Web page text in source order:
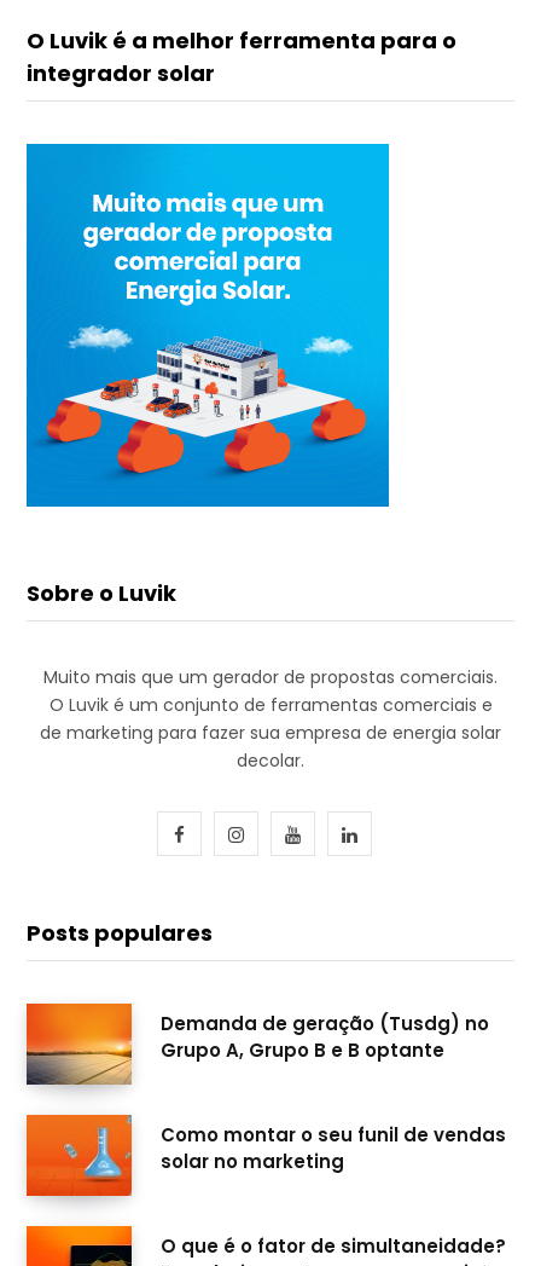
O Luvik é a melhor ferramenta para o
integrador solar
Sobre o Luvik
Muito mais que um gerador de propostas comerciais.
O Luvik é um conjunto de ferramentas comerciais e
de marketing para fazer sua empresa de energia solar
decolar.
c
e
b
o
k
I
t
a
g
a
Y
T
u
b
L
k
e
d
n
Posts populares
Demanda de geração (Tusdg) no
Grupo A, Grupo B e B optante
Como montar o seu funil de vendas
solar no marketing
O que é o fator de simultaneidade?